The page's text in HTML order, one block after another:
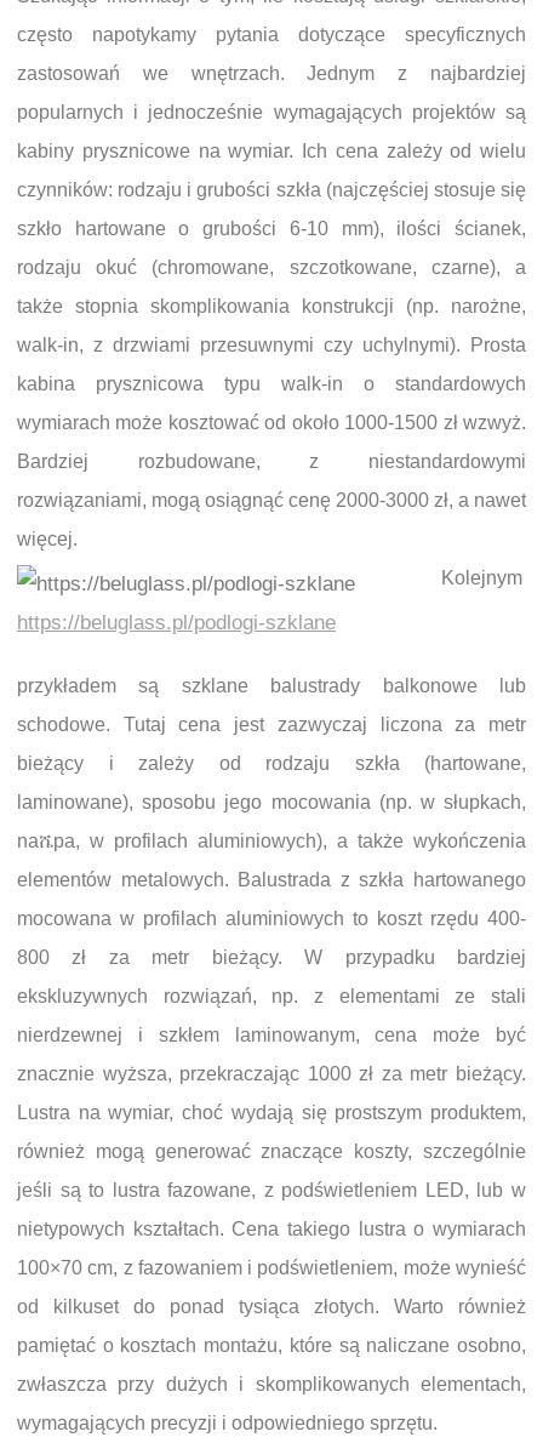
często napotykamy pytania dotyczące specyficznych
zastosowań we wnętrzach. Jednym z najbardziej
popularnych i jednocześnie wymagających projektów są
kabiny prysznicowe na wymiar. Ich cena zależy od wielu
czynników: rodzaju i grubości szkła (najczęściej stosuje się
szkło hartowane o grubości 6-10 mm), ilości ścianek,
rodzaju okuć (chromowane, szczotkowane, czarne), a
także stopnia skomplikowania konstrukcji (np. narożne,
walk-in, z drzwiami przesuwnymi czy uchylnymi). Prosta
kabina prysznicowa typu walk-in o standardowych
wymiarach może kosztować od około 1000-1500 zł wzwyż.
Bardziej rozbudowane, z niestandardowymi
rozwiązaniami, mogą osiągnąć cenę 2000-3000 zł, a nawet
więcej.
https://beluglass.pl/podlogi-szklane
Kolejnym
przykładem są szklane balustrady balkonowe lub
schodowe. Tutaj cena jest zazwyczaj liczona za metr
bieżący i zależy od rodzaju szkła (hartowane,
laminowane), sposobu jego mocowania (np. w słupkach,
naሼра, w profilach aluminiowych), a także wykończenia
elementów metalowych. Balustrada z szkła hartowanego
mocowana w profilach aluminiowych to koszt rzędu 400-
800 zł za metr bieżący. W przypadku bardziej
ekskluzywnych rozwiązań, np. z elementami ze stali
nierdzewnej i szkłem laminowanym, cena może być
znacznie wyższa, przekraczając 1000 zł za metr bieżący.
Lustra na wymiar, choć wydają się prostszym produktem,
również mogą generować znaczące koszty, szczególnie
jeśli są to lustra fazowane, z podświetleniem LED, lub w
nietypowych kształtach. Cena takiego lustra o wymiarach
100×70 cm, z fazowaniem i podświetleniem, może wynieść
od kilkuset do ponad tysiąca złotych. Warto również
pamiętać o kosztach montażu, które są naliczane osobno,
zwłaszcza przy dużych i skomplikowanych elementach,
wymagających precyzji i odpowiedniego sprzętu.